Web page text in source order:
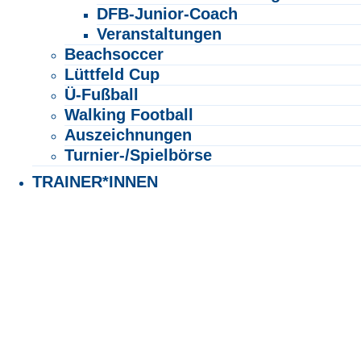
DFB-Junior-Coach
Veranstaltungen
Beachsoccer
Lüttfeld Cup
Ü-Fußball
Walking Football
Auszeichnungen
Turnier-/Spielbörse
TRAINER*INNEN